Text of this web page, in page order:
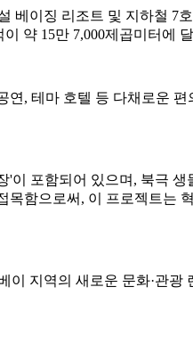
베이징 리조트 및 지하철 7
약 15만 7,000제곱미터에
, 테마 호텔 등 다채로운
이 포함되어 있으며, 북극
함으로써, 이 프로젝트는
지역의 새로운 문화·관